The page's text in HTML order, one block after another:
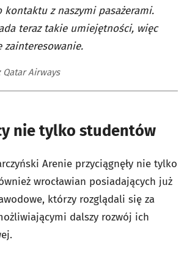
kontaktu z naszymi pasażerami.
teraz takie umiejętności, więc
zainteresowanie.
Airways
nie tylko studentów
Arenie przyciągnęły nie tylko
wrocławian posiadających już
którzy rozglądali się za
dalszy rozwój ich